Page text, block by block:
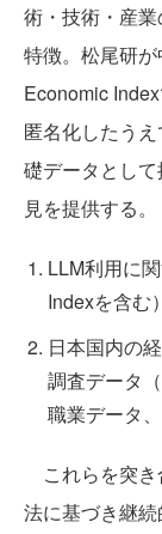
術・技術・産
特徴。松尾研
Economic
匿名化したう
礎データとし
見を提供する。
LLM利用に
Indexを含む）
日本国内の
調査データ
職業データ
これらを突き
法に基づき継続